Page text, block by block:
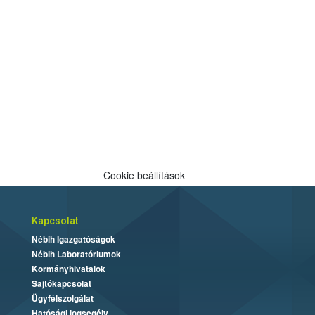
Cookie beállítások
Kapcsolat
Nébih Igazgatóságok
Nébih Laboratóriumok
Kormányhivatalok
Sajtókapcsolat
Ügyfélszolgálat